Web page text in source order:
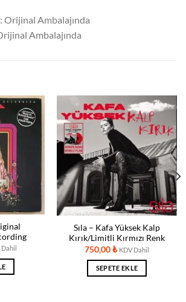
Orijinal Ambalajında
Ambalajında
Sıla – Kafa Yüksek Kalp
Kırık/Limitli Kırmızı Renk
750,00₺ KDV Dahil
SEPETE EKLE